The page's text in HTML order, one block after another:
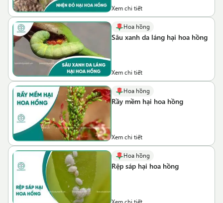
Xem chi tiết
Hoa hồng
Sâu xanh da láng hại hoa hồng
Xem chi tiết
Hoa hồng
Rầy mềm hại hoa hồng
Xem chi tiết
Hoa hồng
Rệp sáp hại hoa hồng